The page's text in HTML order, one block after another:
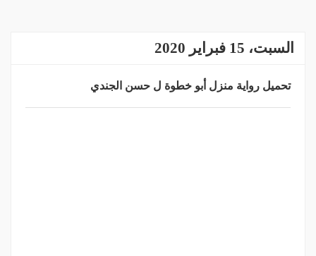
السبت، 15 فبراير 2020
تحميل رواية منزل أبو خطوة ل حسن الجندي